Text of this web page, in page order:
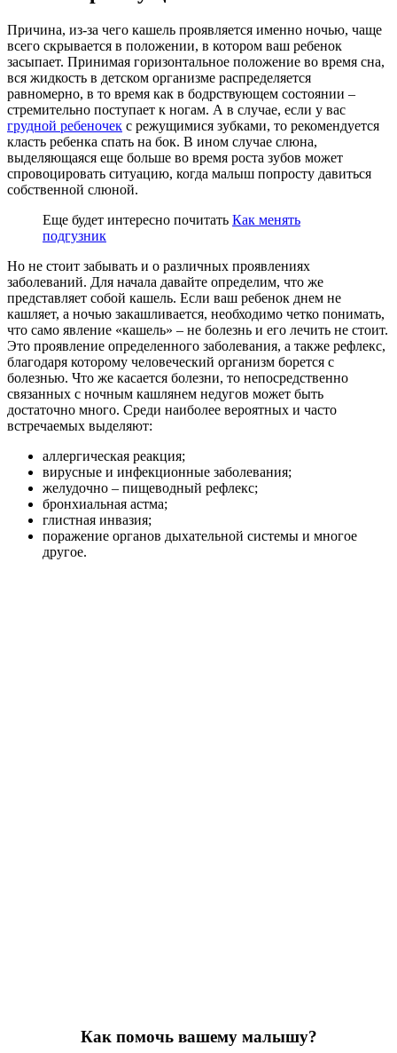
Причина, из-за чего кашель проявляется именно ночью, чаще
всего скрывается в положении, в котором ваш ребенок
засыпает. Принимая горизонтальное положение во время сна,
вся жидкость в детском организме распределяется
равномерно, в то время как в бодрствующем состоянии –
стремительно поступает к ногам. А в случае, если у вас
грудной ребеночек с режущимися зубками, то рекомендуется
класть ребенка спать на бок. В ином случае слюна,
выделяющаяся еще больше во время роста зубов может
спровоцировать ситуацию, когда малыш попросту давиться
собственной слюной.
Еще будет интересно почитать Как менять
подгузник
Но не стоит забывать и о различных проявлениях
заболеваний. Для начала давайте определим, что же
представляет собой кашель. Если ваш ребенок днем не
кашляет, а ночью закашливается, необходимо четко понимать,
что само явление «кашель» – не болезнь и его лечить не стоит.
Это проявление определенного заболевания, а также рефлекс,
благодаря которому человеческий организм борется с
болезнью. Что же касается болезни, то непосредственно
связанных с ночным кашлянем недугов может быть
достаточно много. Среди наиболее вероятных и часто
встречаемых выделяют:
аллергическая реакция;
вирусные и инфекционные заболевания;
желудочно – пищеводный рефлекс;
бронхиальная астма;
глистная инвазия;
поражение органов дыхательной системы и многое
другое.
Как помочь вашему малышу?